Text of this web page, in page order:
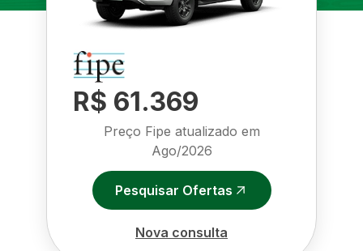
R$ 61.369
Preço Fipe atualizado em
Ago/2026
Pesquisar Ofertas
Nova consulta